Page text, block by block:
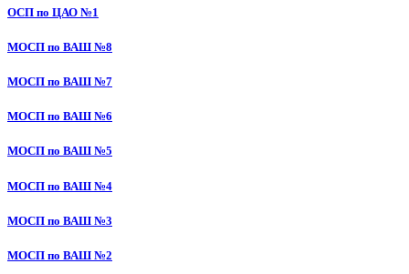
ОСП по ЦАО №1
МОСП по ВАШ №8
МОСП по ВАШ №7
МОСП по ВАШ №6
МОСП по ВАШ №5
МОСП по ВАШ №4
МОСП по ВАШ №3
МОСП по ВАШ №2